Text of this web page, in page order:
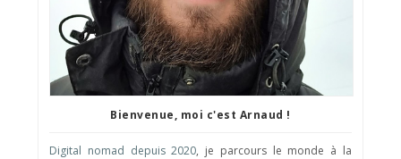
Bienvenue, moi c'est Arnaud !
Digital nomad depuis 2020, je parcours le monde à la